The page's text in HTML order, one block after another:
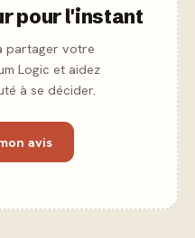
pour l'instant
partager votre
Logic et aidez
à se décider.
avis